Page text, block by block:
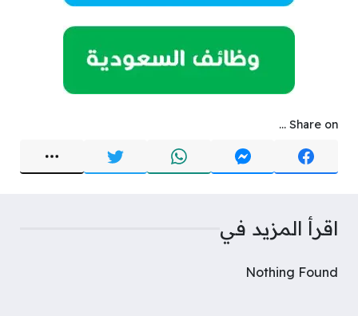
Share on ...
اقرأ المزيد في
Nothing Found